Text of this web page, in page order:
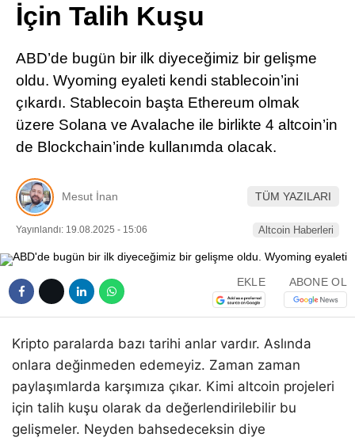
İçin Talih Kuşu
ABD’de bugün bir ilk diyeceğimiz bir gelişme
oldu. Wyoming eyaleti kendi stablecoin’ini
çıkardı. Stablecoin başta Ethereum olmak
üzere Solana ve Avalache ile birlikte 4 altcoin’in
de Blockchain’inde kullanımda olacak.
Mesut İnan TÜM YAZILARI
Yayınlandı: 19.08.2025 - 15:06 Altcoin Haberleri
EKLE ABONE OL
Kripto paralarda bazı tarihi anlar vardır. Aslında
onlara değinmeden edemeyiz. Zaman zaman
paylaşımlarda karşımıza çıkar. Kimi altcoin projeleri
için talih kuşu olarak da değerlendirilebilir bu
gelişmeler. Neyden bahsedeceksin diye